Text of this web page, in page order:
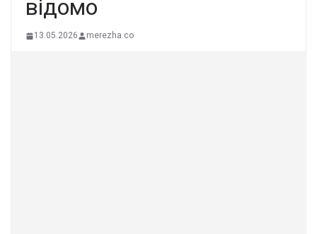
відомо
13.05.2026 merezha.co